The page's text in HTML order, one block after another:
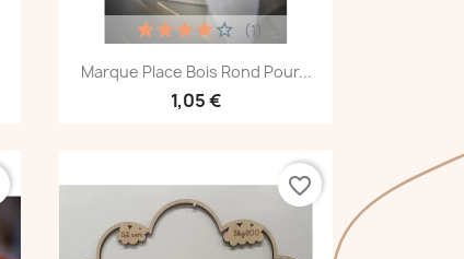
Voir le produit
Marque Place Bois Rond Pour...
1,05 €
(1)
favorite_border